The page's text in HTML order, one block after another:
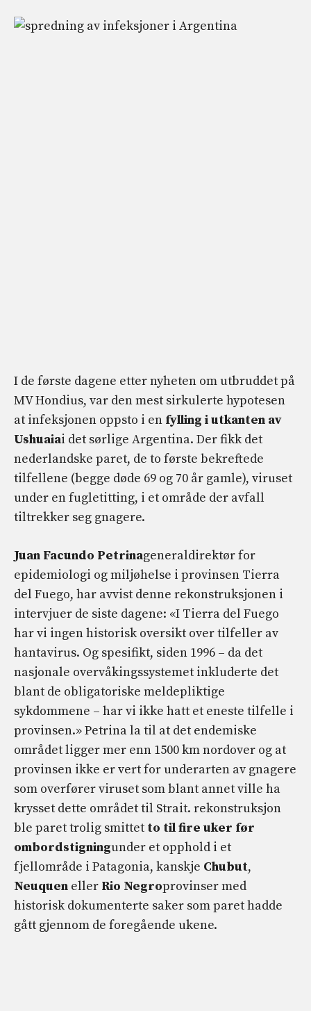
I de første dagene etter nyheten om utbruddet på
MV Hondius, var den mest sirkulerte hypotesen
at infeksjonen oppsto i en fylling i utkanten av
Ushuaiai det sørlige Argentina. Der fikk det
nederlandske paret, de to første bekreftede
tilfellene (begge døde 69 og 70 år gamle), viruset
under en fugletitting, i et område der avfall
tiltrekker seg gnagere.
Juan Facundo Petrinageneraldirektør for
epidemiologi og miljøhelse i provinsen Tierra
del Fuego, har avvist denne rekonstruksjonen i
intervjuer de siste dagene: «I Tierra del Fuego
har vi ingen historisk oversikt over tilfeller av
hantavirus. Og spesifikt, siden 1996 – da det
nasjonale overvåkingssystemet inkluderte det
blant de obligatoriske meldepliktige
sykdommene – har vi ikke hatt et eneste tilfelle i
provinsen.» Petrina la til at det endemiske
området ligger mer enn 1500 km nordover og at
provinsen ikke er vert for underarten av gnagere
som overfører viruset som blant annet ville ha
krysset dette området til Strait. rekonstruksjon
ble paret trolig smittet to til fire uker før
ombordstigningunder et opphold i et
fjellområde i Patagonia, kanskje Chubut,
Neuquen eller Rio Negroprovinser med
historisk dokumenterte saker som paret hadde
gått gjennom de foregående ukene.